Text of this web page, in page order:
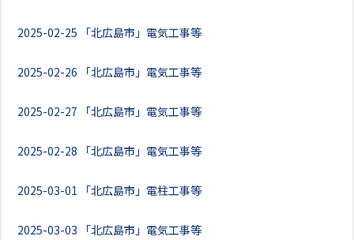
2025-02-25 「北広島市」電気工事等
2025-02-26 「北広島市」電気工事等
2025-02-27 「北広島市」電気工事等
2025-02-28 「北広島市」電気工事等
2025-03-01 「北広島市」電柱工事等
2025-03-03 「北広島市」電気工事等